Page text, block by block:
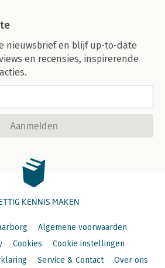
nieuwsbrief en blijf up-to-date
en recensies, inspirerende
Aanmelden
KENNIS MAKEN
Algemene voorwaarden
Cookies
Cookie instellingen
Service & Contact Over ons